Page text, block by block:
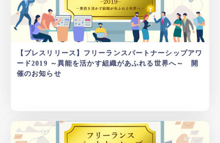
【プレスリリース】フリーランスパートナーシップアワ
ード2019 ～異能を活かす組織があふれる世界へ～ 開
催のお知らせ